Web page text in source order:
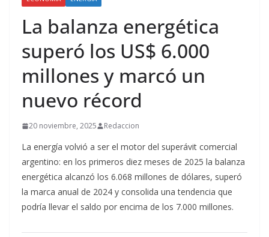
La balanza energética
superó los US$ 6.000
millones y marcó un
nuevo récord
20 noviembre, 2025 Redaccion
La energía volvió a ser el motor del superávit comercial
argentino: en los primeros diez meses de 2025 la balanza
energética alcanzó los 6.068 millones de dólares, superó
la marca anual de 2024 y consolida una tendencia que
podría llevar el saldo por encima de los 7.000 millones.